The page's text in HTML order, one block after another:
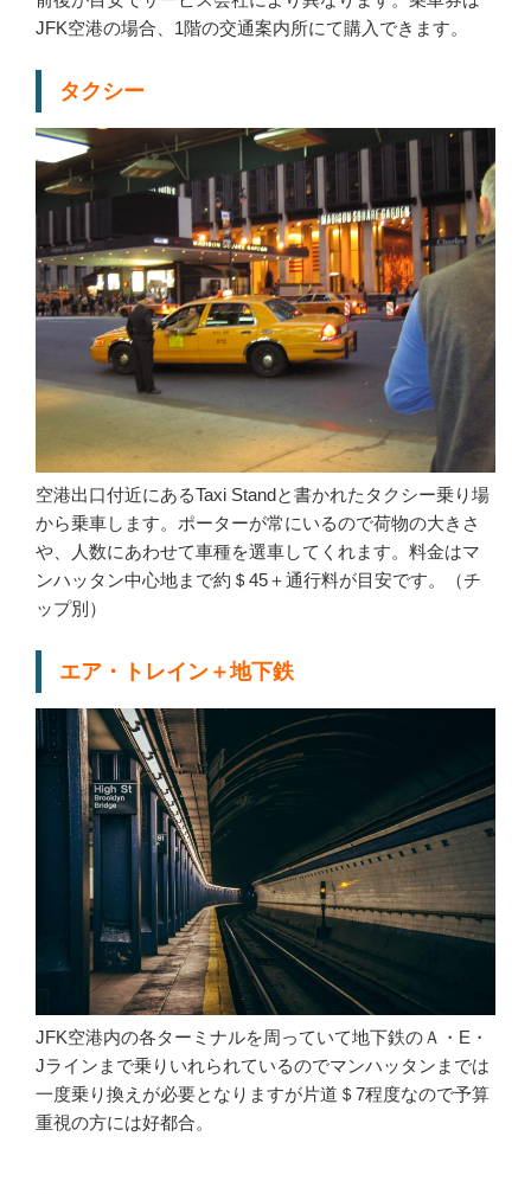
JFK空港の場合、1階の交通案内所にて購入できます。
タクシー
空港出口付近にあるTaxi Standと書かれたタクシー乗り場
から乗車します。ポーターが常にいるので荷物の大きさ
や、人数にあわせて車種を選車してくれます。料金はマ
ンハッタン中心地まで約＄45＋通行料が目安です。（チ
ップ別）
エア・トレイン＋地下鉄
JFK空港内の各ターミナルを周っていて地下鉄のＡ・E・
Jラインまで乗りいれられているのでマンハッタンまでは
一度乗り換えが必要となりますが片道＄7程度なので予算
重視の方には好都合。